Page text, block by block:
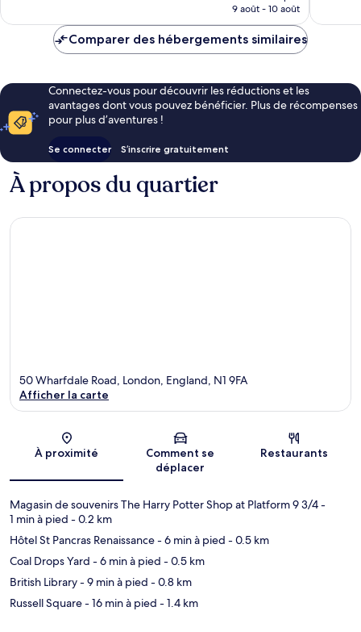
prix
de
9 août - 10 août
Comparer des hébergements similaires
Connectez-vous pour découvrir les réductions et les
avantages dont vous pouvez bénéficier. Plus de récompenses
pour plus d’aventures !
Se connecter S’inscrire gratuitement
À propos du quartier
Carte
50 Wharfdale Road, London, England, N1 9FA
Afficher la carte
À proximité
Comment se
déplacer
Restaurants
Magasin de souvenirs The Harry Potter Shop at Platform 9 3/4-
1 min à pied - 0.2 km
Hôtel St Pancras Renaissance- 6 min à pied - 0.5 km
Coal Drops Yard - 6 min à pied - 0.5 km
British Library- 9 min à pied - 0.8 km
Russell Square- 16 min à pied - 1.4 km